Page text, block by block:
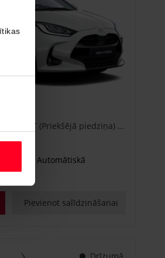
Active Plus 1.5 Hybrid 115 e-CVT (Priekšējā piedziņa) (68 kW)
Automātiskā
Pievienot salīdzināšanai